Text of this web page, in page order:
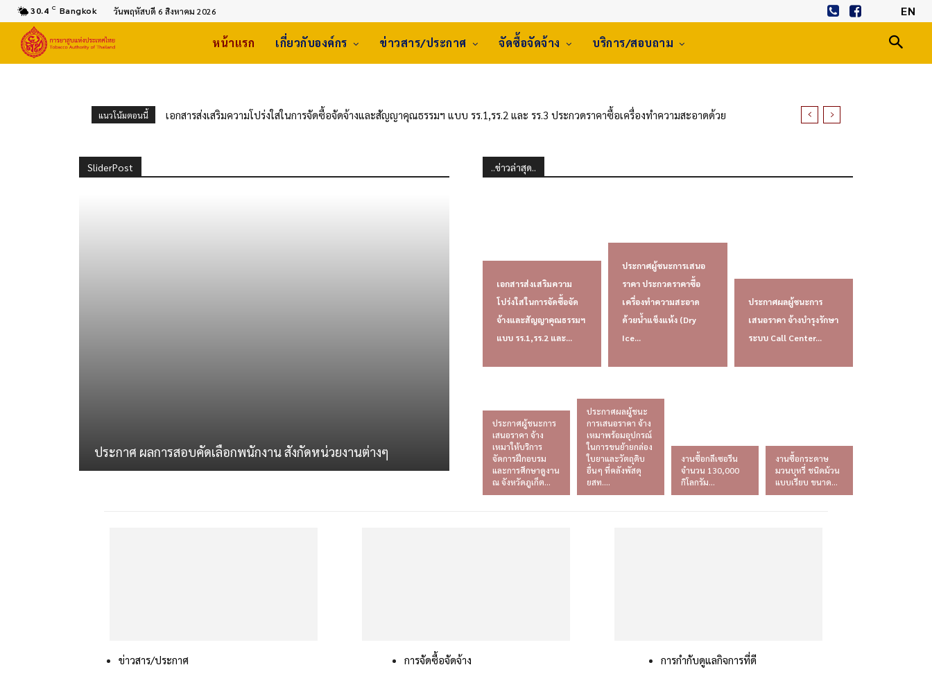
30.4 C Bangkok วันพฤหัสบดี 6 สิงหาคม 2026 EN
หน้าแรก เกี่ยวกับองค์กร ข่าวสาร/ประกาศ จัดซื้อจัดจ้าง บริการ/สอบถาม
แนวโน้มตอนนี้
เอกสารส่งเสริมความโปร่งใสในการจัดซื้อจัดจ้างและสัญญาคุณธรรมฯ แบบ รร.1,รร.2 และ รร.3 ประกวดราคาซื้อเครื่องทำความสะอาดด้วย
SliderPost
ประกาศ ผลการสอบคัดเลือกพนักงาน สังกัดหน่วยงานต่างๆ
..ข่าวล่าสุด..
เอกสารส่งเสริมความ
โปร่งใสในการจัดซื้อจัด
จ้างและสัญญาคุณธรรมฯ
แบบ รร.1,รร.2 และ...
ประกาศผู้ชนะการเสนอ
ราคา ประกวดราคาซื้อ
เครื่องทำความสะอาด
ด้วยน้ำแข็งแห้ง (Dry
Ice...
ประกาศผลผู้ชนะการ
เสนอราคา จ้างบำรุงรักษา
ระบบ Call Center...
ประกาศผู้ชนะการ
เสนอราคา จ้าง
เหมาให้บริการ
จัดการฝึกอบรม
และการศึกษาดูงาน
ณ จังหวัดภูเก็ต...
ประกาศผลผู้ชนะ
การเสนอราคา จ้าง
เหมาพร้อมอุปกรณ์
ในการขนย้ายกล่อง
ใบยาและวัตถุดิบ
อื่นๆ ที่คลังพัสดุ
ยสท....
งานซื้อกลีเซอรีน
จำนวน 130,000
กิโลกรัม...
งานซื้อกระดาษ
มวนบุหรี่ ชนิดม้วน
แบบเรียบ ขนาด...
ข่าวสาร/ประกาศ
การจัดซื้อจัดจ้าง
การกำกับดูแลกิจการที่ดี